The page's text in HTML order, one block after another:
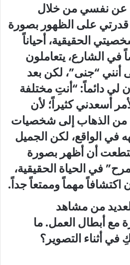
عن نفسي من خلال
على الظهور بصورة
الحقيقية، أحياناً
في الشارع، يتعاملون
أنني “جنى”، لكن بعد
لي دائماً: “أنتِ مختلفة
أسعدني كثيراً؛ لأن
من الذهاب إلى شخصيات
في الواقع، لكن الجميل
أن أظهر بصورة
في الحياة الحقيقية،
اكتشافاً مهماً وممتعاً جداً.
من مشاهد
مع أبطال العمل. ما
أثناء التصوير؟